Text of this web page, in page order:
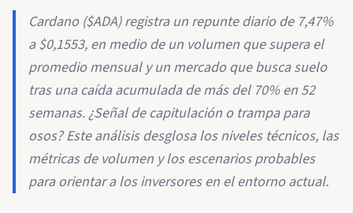
Cardano ($ADA) registra un repunte diario de 7,47%
a $0,1553, en medio de un volumen que supera el
promedio mensual y un mercado que busca suelo
tras una caída acumulada de más del 70% en 52
semanas. ¿Señal de capitulación o trampa para
osos? Este análisis desglosa los niveles técnicos, las
métricas de volumen y los escenarios probables
para orientar a los inversores en el entorno actual.